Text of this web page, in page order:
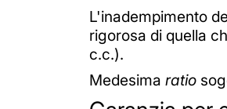
L'inadempimento
rigorosa di quella
c.c.).
Medesima ratio